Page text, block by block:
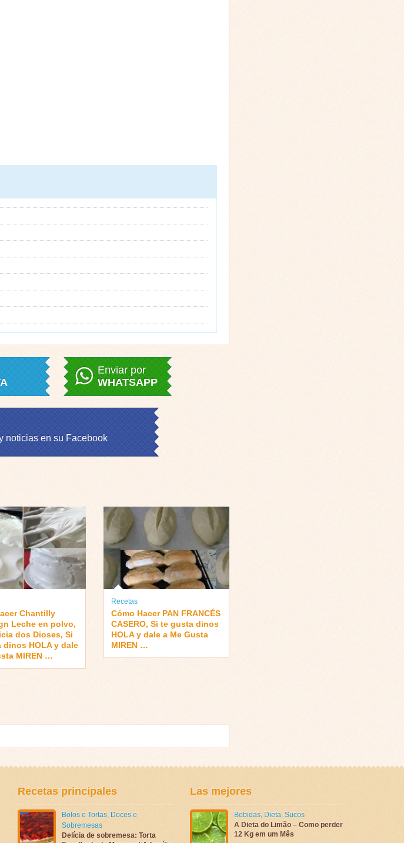
Enviar por
WHATSAPP
noticias en su Facebook
Chantilly
Leche en polvo,
dos Dioses, Si
dinos HOLA y dale
MIREN …
Recetas
Cómo Hacer PAN FRANCÉS
CASERO, Si te gusta dinos
HOLA y dale a Me Gusta
MIREN …
Recetas principales
Bolos e Tortas, Doces e
Sobremesas
Delícia de sobremesa: Torta
Las mejores
Bebidas, Dieta, Sucos
A Dieta do Limão – Como perder
12 Kg em um Mês